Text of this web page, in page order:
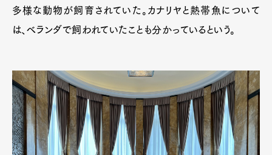
多様な動物が飼育されていた。カナリヤと熱帯魚について
は、ベランダで飼われていたことも分かっているという。